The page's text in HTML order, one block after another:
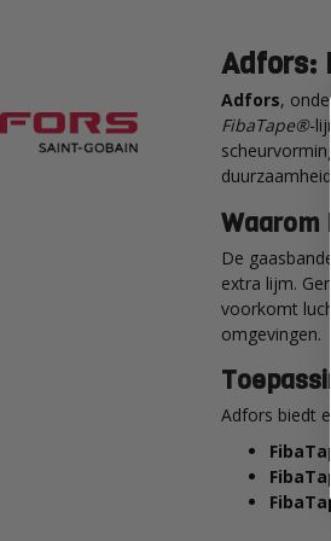
Adfors:
Adfors,
FibaTape®-
Waarom
De
extra lijm.
voorkomt
omgevingen.
Adfors biedt